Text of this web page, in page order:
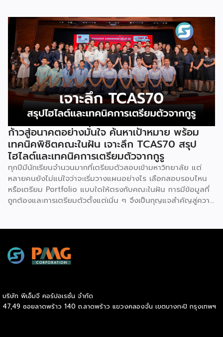
ระบบนิเวศชายฝั่งทะเล เพิ่มพื้นที่สีเขียว และส่งเสริมการมีส่วนร่วม
ของทุกภาคส่วนในการอนุรักษ์ทรัพยากรธรรมชาติอย่างยั่งยืน
กิจกรรมครั้งนี้ได้รับเกียรติจาก นายสันติ ศิริตันหยง รองนายก
เทศมนตรีนครแหลมฉบัง เป็นประธานในพิธีเปิด พร้อมด้วยผู้
บริหารและพนักงานจิตอาสาของบริษัท ไลอ้อน (ประเทศไทย)
จำกัด ผู้แทนบริษัทพันธมิตรในนิคมอุตสาหกรรมเครือสหพัฒน์
หน่วยงานภาครัฐ และตัวแทนชุมชน ร่วมกันปลูกต้นโกงกางและ
พันธุ์ไม้ป่าชายเลน ภายใต้แนวคิด “รวมพลังคนรักษ์โลก ปลูกป่า
ชายเลนให้โลกได้หายใจ” เพื่อฟื้นฟูความอุดมสมบูรณ์ของระบบ
นิเวศชายฝั่ง ซึ่งเป็นแหล่งอนุบาลสัตว์น้ำที่สำคัญ ช่วยป้องกันการ
กัดเซาะชายฝั่ง และเพิ่มศักยภาพในการดูดซับก๊าซ
คาร์บอนไดออกไซด์ อันเป็นส่วนหนึ่งของการบรรเทาผลกระทบ
จากการเปลี่ยนแปลงสภาพภูมิอากาศ สอดคล้องกับเป้าหมายการ
พัฒนาที่ยั่งยืน (Sustainable Development Goals: SDGs)
ขององค์การสหประชาชาติ บริษัท ไลอ้อน (ประเทศไทย) จำกัด
เชื่อมั่นว่าการดำเนินธุรกิจที่ยั่งยืนต้องเติบโตควบคู่กับการดูแล
สังคมและสิ่งแวดล้อม จึงจัดกิจกรรม LION อาสา […]
ก้าวสู่อนาคตอย่างมั่นใจ ค้นหาเป้าหมาย พร้อม
เทคนิคพิชิตคณะในฝัน เจาะลึก TCAS70 สรุป
ไฮไลต์และเทคนิคการเตรียมตัวจากกูรู
ทุกปีมีนักเรียนจำนวนมากที่เตรียมตัวสอบเข้ามหาวิทยาลัย แต่
หลายคนยังไม่แน่ใจว่าจะเริ่มวางแผนอย่างไร เลือกสอบรอบไหน
หรือเตรียม Portfolio แบบใดให้ตรงกับคณะในฝัน การมีข้อมูลที่
ถูกต้องและการเตรียมตัวตั้งแต่เนิ่น ๆ จึงเป็นกุญแจสำคัญสู่ความ
พร้อมให้น้อง ๆ #DEK70 ผ่านการอัปเดตข้อมูลระบบ TCAS70
และเทคนิคการเตรียมตัวจากติวเตอร์ชั้นนำของประเทศ “พี่น็อต
ฝันอย่างเข้มข้น เรื่องสำคัญที่ #DEK70 ต้องรู้ ก่อนลงสนาม
สอบ TCAS70 หนึ่งในไฮไลต์สำคัญของงาน คือการอัปเดต
บริษัท พีเอ็มจี คอร์ปอเรชั่น จำกัด
47,49 ซอยลาดพร้าว 140 ถ.ลาดพร้าว แขวงคลองจั่น เขตบางกะปิ กรุงเทพฯ